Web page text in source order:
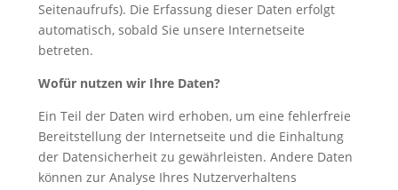
Seitenaufrufs). Die Erfassung dieser Daten erfolgt
automatisch, sobald Sie unsere Internetseite
betreten.
Wofür nutzen wir Ihre Daten?
Ein Teil der Daten wird erhoben, um eine fehlerfreie
Bereitstellung der Internetseite und die Einhaltung
der Datensicherheit zu gewährleisten. Andere Daten
können zur Analyse Ihres Nutzerverhaltens